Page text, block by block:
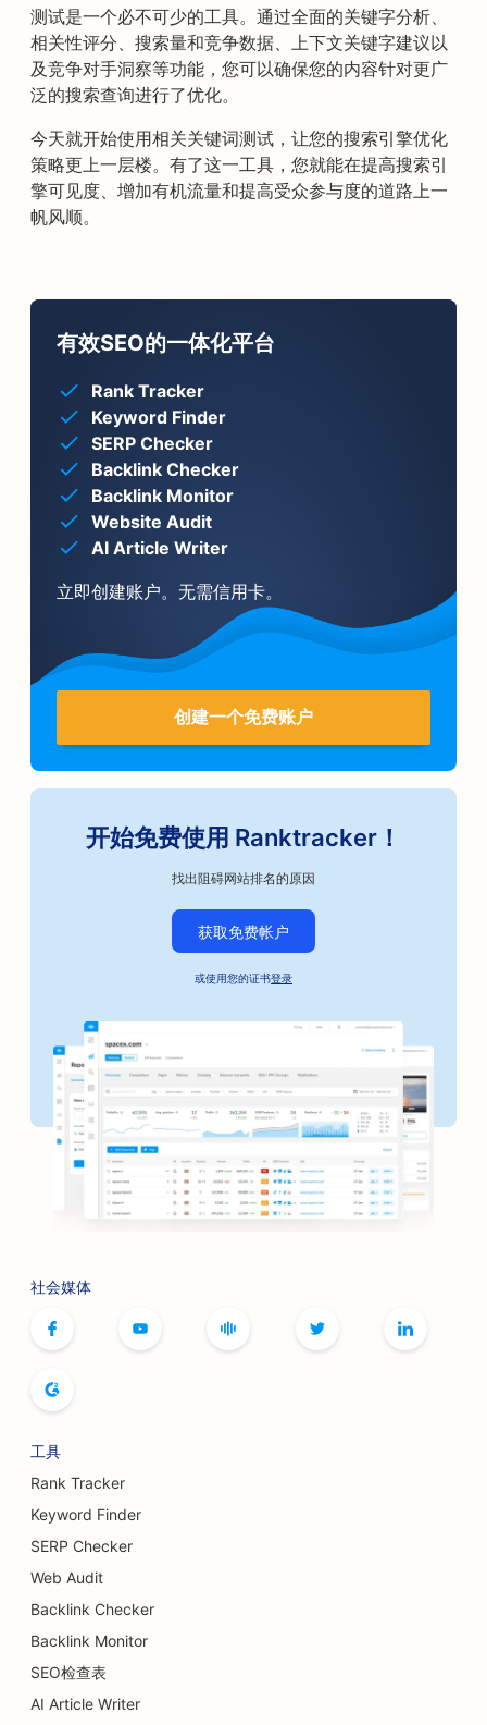
测试是一个必不可少的工具。通过全面的关键字分析、
相关性评分、搜索量和竞争数据、上下文关键字建议以
及竞争对手洞察等功能，您可以确保您的内容针对更广
泛的搜索查询进行了优化。
今天就开始使用相关关键词测试，让您的搜索引擎优化
策略更上一层楼。有了这一工具，您就能在提高搜索引
擎可见度、增加有机流量和提高受众参与度的道路上一
帆风顺。
有效SEO的一体化平台
Rank Tracker
Keyword Finder
SERP Checker
Backlink Checker
Backlink Monitor
Website Audit
AI Article Writer
立即创建账户。无需信用卡。
创建一个免费账户
开始免费使用 Ranktracker！
找出阻碍网站排名的原因
获取免费帐户
或使用您的证书登录
社会媒体
工具
Rank Tracker
Keyword Finder
SERP Checker
Web Audit
Backlink Checker
Backlink Monitor
SEO检查表
AI Article Writer